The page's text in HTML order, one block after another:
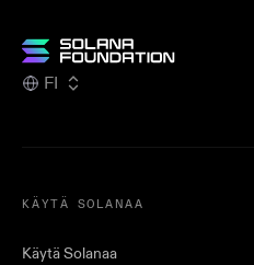
FI
KÄYTÄ SOLANAA
Käytä Solanaa